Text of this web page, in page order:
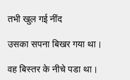
तभी खुल गई नींद
उसका सपना बिखर गया था।
वह बिस्तर के नीचे पडा था।